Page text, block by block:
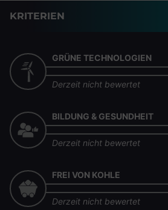
KRITERIEN
GRÜNE TECHNOLOGIEN
Derzeit nicht bewertet
BILDUNG & GESUNDHEIT
Derzeit nicht bewertet
FREI VON KOHLE
Derzeit nicht bewertet